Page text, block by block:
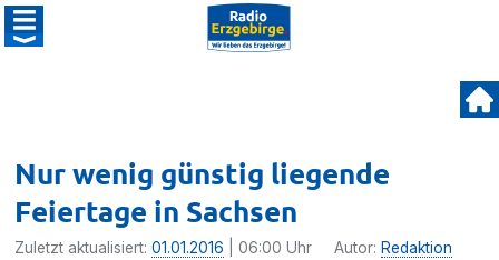
Nur wenig günstig liegende
Feiertage in Sachsen
Zuletzt aktualisiert:01.01.2016 | 06:00 Uhr Autor: Redaktion